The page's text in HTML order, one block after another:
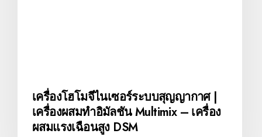
เครื่องโฮโมจีไนเซอร์ระบบสุญญากาศ |
เครื่องผสมทำอิมัลชัน Multimix – เครื่อง
ผสมแรงเฉือนสูง DSM